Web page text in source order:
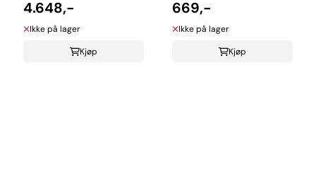
4.648,-
Ikke på lager
Kjøp
669,-
Ikke på lager
Kjøp